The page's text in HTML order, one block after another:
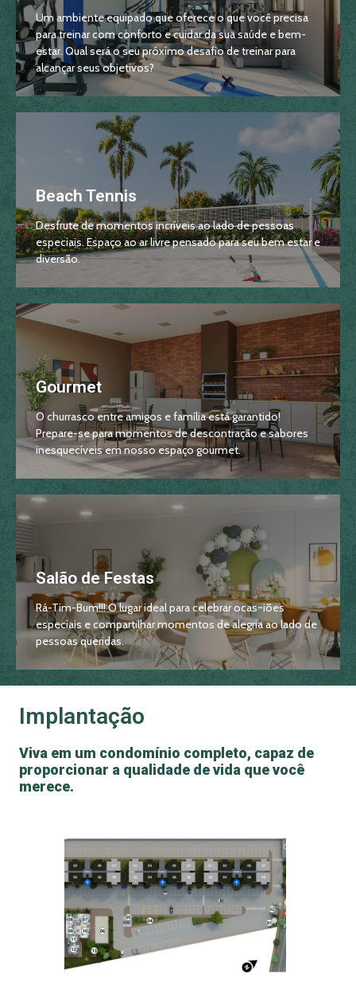
Um ambiente equipado que oferece o que você precisa
para treinar com conforto e cuidar da sua saúde e bem-
estar. Qual será o seu próximo desafio de treinar para
alcançar seus objetivos?
Beach Tennis
Desfrute de momentos incríveis ao lado de pessoas
especiais. Espaço ao ar livre pensado para seu bem estar e
diversão.
Gourmet
O churrasco entre amigos e família está garantido!
Prepare-se para momentos de descontração e sabores
inesquecíveis em nosso espaço gourmet.
Salão de Festas
Rá-Tim-Bum!!! O lugar ideal para celebrar ocas~iões
especiais e compartilhar momentos de alegria ao lado de
pessoas queridas.
Implantação
Viva em um condomínio completo, capaz de
proporcionar a qualidade de vida que você
merece.